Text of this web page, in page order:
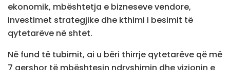
ekonomik, mbështetja e bizneseve vendore,
investimet strategjike dhe kthimi i besimit të
qytetarëve në shtet.
Në fund të tubimit, ai u bëri thirrje qytetarëve që më
7 qershor të mbështesin ndryshimin dhe vizionin e